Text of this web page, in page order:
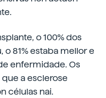
o 100% dos
81% estaba mellor e
enfermidade. Os
a esclerose
células nai.